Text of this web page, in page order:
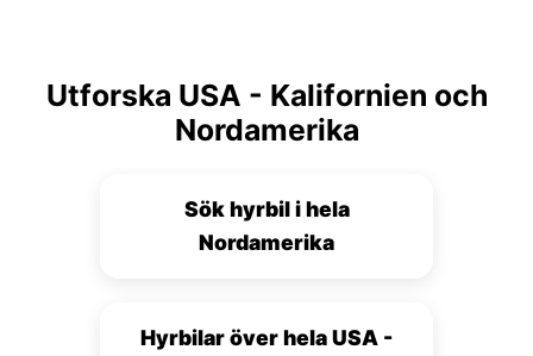
Utforska USA - Kalifornien och
Nordamerika
Sök hyrbil i hela
Nordamerika
Hyrbilar över hela USA -